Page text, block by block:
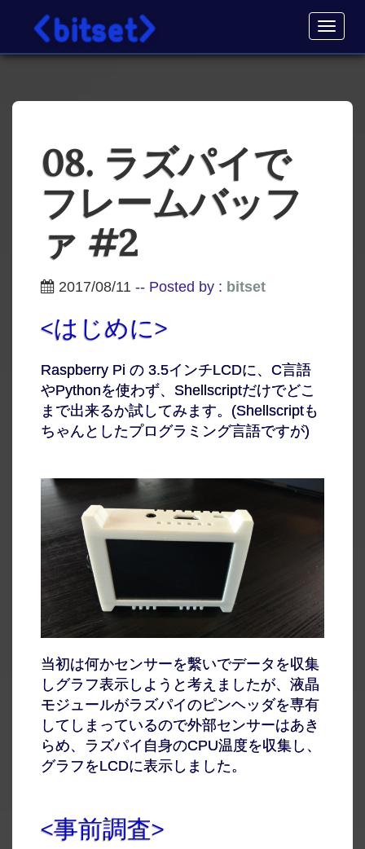
08. ラズパイで
フレームバッフ
ァ #2
2017/08/11 -- Posted by : bitset
<はじめに>
Raspberry Pi の 3.5インチLCDに、C言語
やPythonを使わず、Shellscriptだけでどこ
まで出来るか試してみます。(Shellscriptも
ちゃんとしたプログラミング言語ですが)
当初は何かセンサーを繫いでデータを収集
しグラフ表示しようと考えましたが、液晶
モジュールがラズパイのピンヘッダを専有
してしまっているので外部センサーはあき
らめ、ラズパイ自身のCPU温度を収集し、
グラフをLCDに表示しました。
<事前調査>